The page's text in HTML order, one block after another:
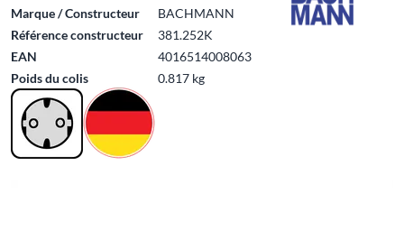
Marque / Constructeur
BACHMANN
Référence constructeur
381.252K
EAN
4016514008063
Poids du colis
0.817 kg